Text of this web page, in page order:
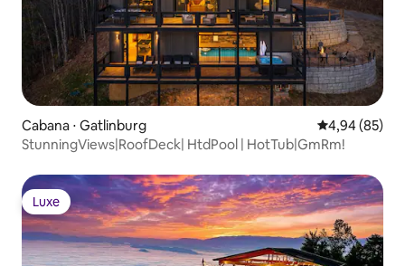
Cabana ⋅ Gatlinburg 4,94 de uma
4,94 (85)
StunningViews|RoofDeck| HtdPool | HotTub|GmRm!
Luxe
Luxe